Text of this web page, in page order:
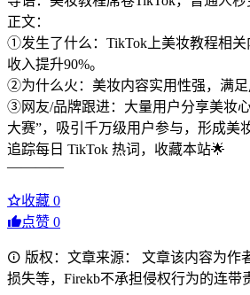
正文：
①发生了什么：TikTok上美妆教程相关
收入提升90%。
②为什么火：美妆内容实用性强，满足
③网友/品牌跟进：大量用户分享美妆
大赛”，吸引千万级用户参与，形成美
追踪每日 TikTok 热词，收藏本站🌟
————
收藏 0
点赞 0
版权：文章来源： 文章该内容为作
损失等，Firekb不承担侵权行为的连带